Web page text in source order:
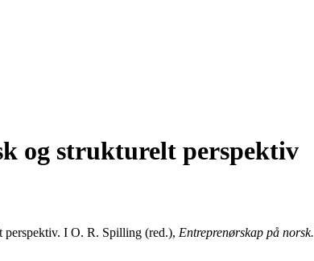
og strukturelt perspektiv
perspektiv. I O. R. Spilling (red.), Entreprenørskap på norsk.